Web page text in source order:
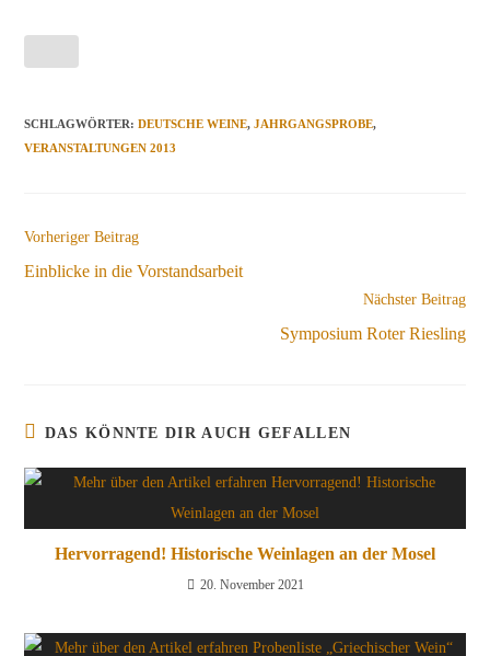
SCHLAGWÖRTER:DEUTSCHE WEINE, JAHRGANGSPROBE,
VERANSTALTUNGEN 2013
Weitere
ansehen
Vorheriger Beitrag
Einblicke in die Vorstandsarbeit
Nächster Beitrag
Symposium Roter Riesling
DAS KÖNNTE DIR AUCH GEFALLEN
Hervorragend! Historische Weinlagen an der Mosel
20. November 2021